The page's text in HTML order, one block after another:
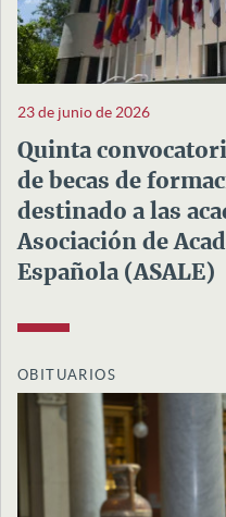
23 de junio de 2026
Quinta
de becas de
destinado a las
Asociación de
Española (ASALE)
OBITUARIOS